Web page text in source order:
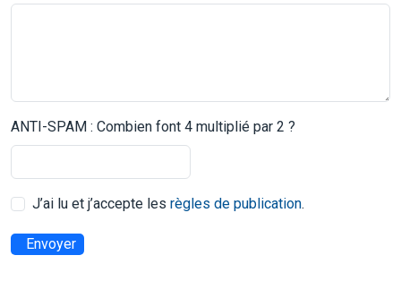
ANTI-SPAM : Combien font 4 multiplié par 2 ?
J’ai lu et j’accepte les règles de publication.
Envoyer